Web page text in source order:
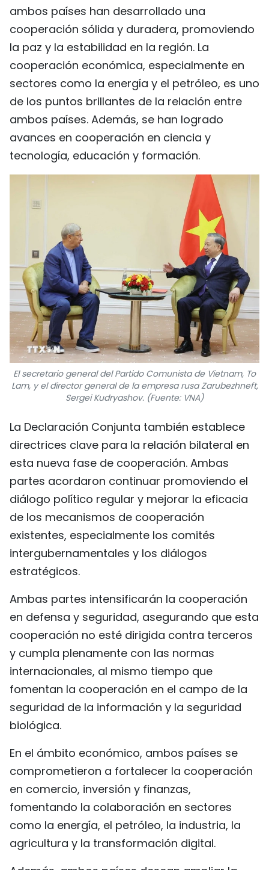
ambos países han desarrollado una
cooperación sólida y duradera, promoviendo
la paz y la estabilidad en la región. La
cooperación económica, especialmente en
sectores como la energía y el petróleo, es uno
de los puntos brillantes de la relación entre
ambos países. Además, se han logrado
avances en cooperación en ciencia y
tecnología, educación y formación.
El secretario general del Partido Comunista de Vietnam, To
Lam, y el director general de la empresa rusa Zarubezhneft,
Sergei Kudryashov. (Fuente: VNA)
La Declaración Conjunta también establece
directrices clave para la relación bilateral en
esta nueva fase de cooperación. Ambas
partes acordaron continuar promoviendo el
diálogo político regular y mejorar la eficacia
de los mecanismos de cooperación
existentes, especialmente los comités
intergubernamentales y los diálogos
estratégicos.
Ambas partes intensificarán la cooperación
en defensa y seguridad, asegurando que esta
cooperación no esté dirigida contra terceros
y cumpla plenamente con las normas
internacionales, al mismo tiempo que
fomentan la cooperación en el campo de la
seguridad de la información y la seguridad
biológica.
En el ámbito económico, ambos países se
comprometieron a fortalecer la cooperación
en comercio, inversión y finanzas,
fomentando la colaboración en sectores
como la energía, el petróleo, la industria, la
agricultura y la transformación digital.